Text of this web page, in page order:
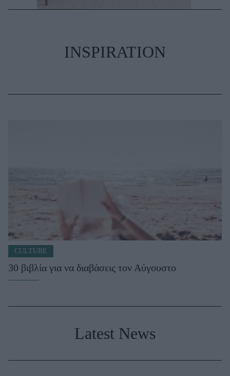
INSPIRATION
CULTURE
30 βιβλία για να διαβάσεις τον Αύγουστο
Latest News